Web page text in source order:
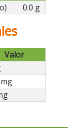
0.0 g
Valor